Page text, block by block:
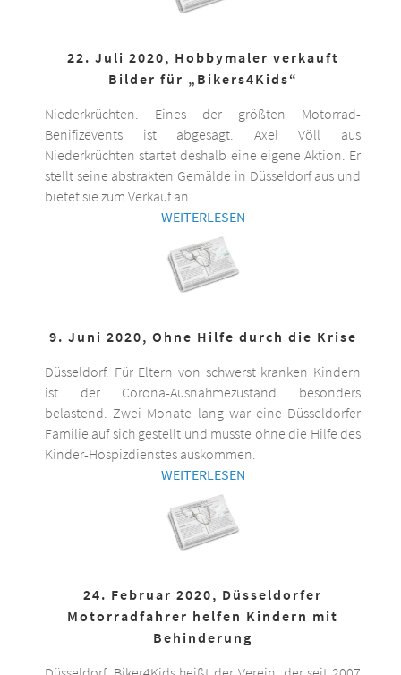
22. Juli 2020, Hobbymaler verkauft
Bilder für „Bikers4Kids“
Niederkrüchten. Eines der größten Motorrad-
Benifizevents ist abgesagt. Axel Völl aus
Niederkrüchten startet deshalb eine eigene Aktion. Er
stellt seine abstrakten Gemälde in Düsseldorf aus und
bietet sie zum Verkauf an.
WEITERLESEN
9. Juni 2020, Ohne Hilfe durch die Krise
Düsseldorf. Für Eltern von schwerst kranken Kindern
ist der Corona-Ausnahmezustand besonders
belastend. Zwei Monate lang war eine Düsseldorfer
Familie auf sich gestellt und musste ohne die Hilfe des
Kinder-Hospizdienstes auskommen.
WEITERLESEN
24. Februar 2020, Düsseldorfer
Motorradfahrer helfen Kindern mit
Behinderung